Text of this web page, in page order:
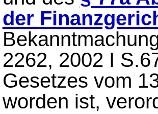
der
2262, 2002 I
Gesetzes vom
worden ist,